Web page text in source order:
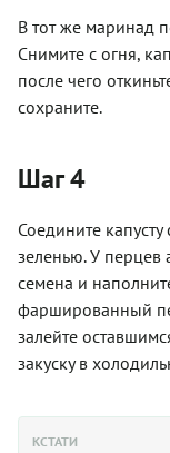
В тот же маринад
Снимите с огня,
после чего
сохраните.
Шаг 4
Соедините
зеленью. У перцев
семена и
фаршированный
залейте
закуску в
КСТАТИ